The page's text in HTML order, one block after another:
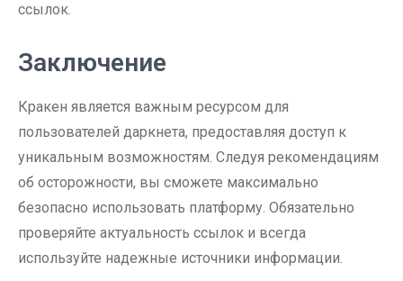
ссылок.
Заключение
Кракен является важным ресурсом для
пользователей даркнета, предоставляя доступ к
уникальным возможностям. Следуя рекомендациям
об осторожности, вы сможете максимально
безопасно использовать платформу. Обязательно
проверяйте актуальность ссылок и всегда
используйте надежные источники информации.